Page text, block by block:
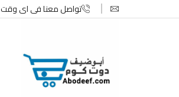
تواصل معنا في اي وقت